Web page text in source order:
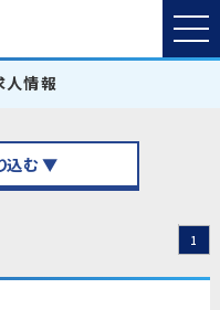
人情報
込む ▼
1